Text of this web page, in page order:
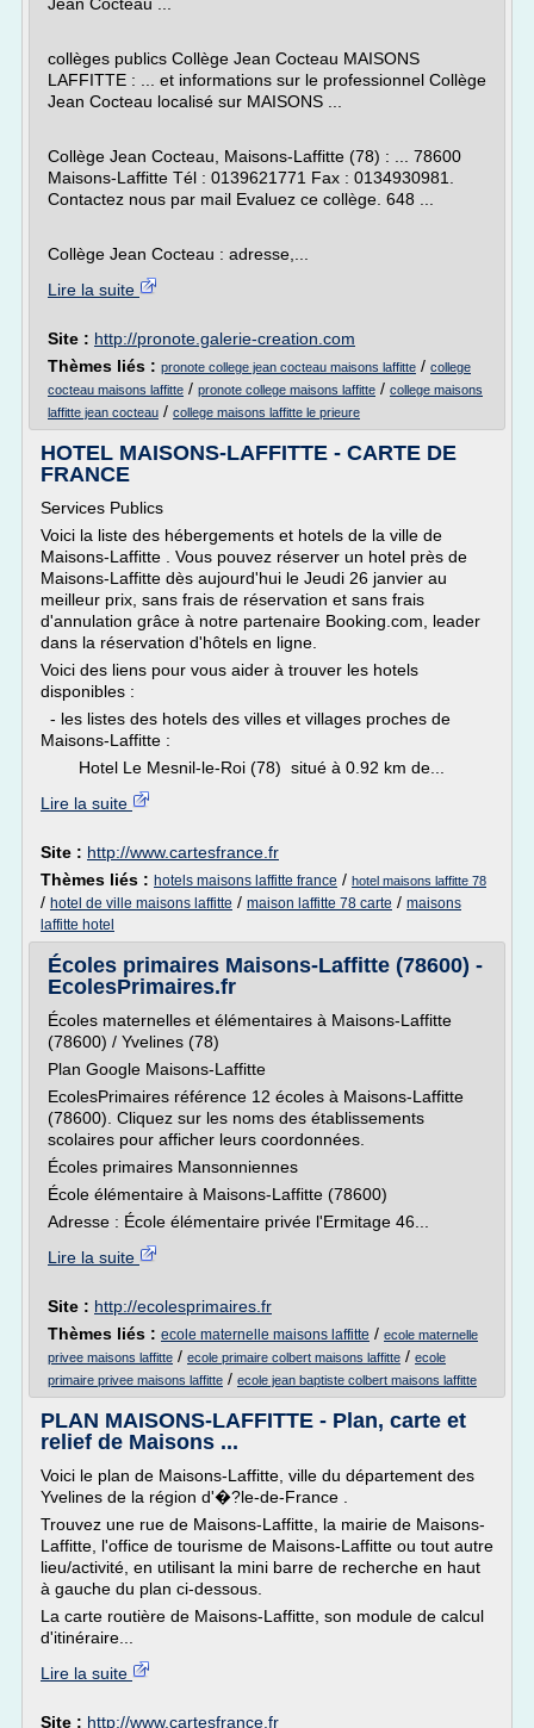
collèges publics Collège Jean Cocteau MAISONS
LAFFITTE : ... et informations sur le professionnel Collège
Jean Cocteau localisé sur MAISONS ...
Collège Jean Cocteau, Maisons-Laffitte (78) : ... 78600
Maisons-Laffitte Tél : 0139621771 Fax : 0134930981.
Contactez nous par mail Evaluez ce collège. 648 ...
Collège Jean Cocteau : adresse,...
Lire la suite
Site : http://pronote.galerie-creation.com
Thèmes liés : pronote college jean cocteau maisons laffitte / college
cocteau maisons laffitte / pronote college maisons laffitte / college maisons
laffitte jean cocteau / college maisons laffitte le prieure
HOTEL MAISONS-LAFFITTE - CARTE DE
FRANCE
Services Publics
Voici la liste des hébergements et hotels de la ville de
Maisons-Laffitte . Vous pouvez réserver un hotel près de
Maisons-Laffitte dès aujourd'hui le Jeudi 26 janvier au
meilleur prix, sans frais de réservation et sans frais
d'annulation grâce à notre partenaire Booking.com, leader
dans la réservation d'hôtels en ligne.
Voici des liens pour vous aider à trouver les hotels
disponibles :
- les listes des hotels des villes et villages proches de
Maisons-Laffitte :
Hotel Le Mesnil-le-Roi (78) situé à 0.92 km de...
Lire la suite
Site : http://www.cartesfrance.fr
Thèmes liés : hotels maisons laffitte france / hotel maisons laffitte 78
/ hotel de ville maisons laffitte / maison laffitte 78 carte / maisons
laffitte hotel
Écoles primaires Maisons-Laffitte (78600) -
EcolesPrimaires.fr
Écoles maternelles et élémentaires à Maisons-Laffitte
(78600) / Yvelines (78)
Plan Google Maisons-Laffitte
EcolesPrimaires référence 12 écoles à Maisons-Laffitte
(78600). Cliquez sur les noms des établissements
scolaires pour afficher leurs coordonnées.
Écoles primaires Mansonniennes
École élémentaire à Maisons-Laffitte (78600)
Adresse : École élémentaire privée l'Ermitage 46...
Lire la suite
Site : http://ecolesprimaires.fr
Thèmes liés : ecole maternelle maisons laffitte / ecole maternelle
privee maisons laffitte / ecole primaire colbert maisons laffitte / ecole
primaire privee maisons laffitte / ecole jean baptiste colbert maisons laffitte
PLAN MAISONS-LAFFITTE - Plan, carte et
relief de Maisons ...
Voici le plan de Maisons-Laffitte, ville du département des
Yvelines de la région d'�?le-de-France .
Trouvez une rue de Maisons-Laffitte, la mairie de Maisons-
Laffitte, l'office de tourisme de Maisons-Laffitte ou tout autre
lieu/activité, en utilisant la mini barre de recherche en haut
à gauche du plan ci-dessous.
La carte routière de Maisons-Laffitte, son module de calcul
d'itinéraire...
Lire la suite
Site : http://www.cartesfrance.fr